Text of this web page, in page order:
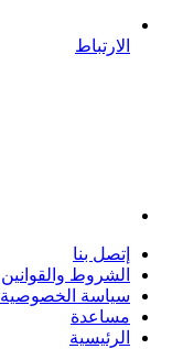
الارتباط
إتصل بنا
الشروط والقوانين
سياسة الخصوصية
مساعدة
الرئيسية